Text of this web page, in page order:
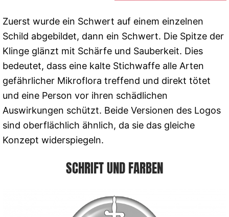
Zuerst wurde ein Schwert auf einem einzelnen
Schild abgebildet, dann ein Schwert. Die Spitze der
Klinge glänzt mit Schärfe und Sauberkeit. Dies
bedeutet, dass eine kalte Stichwaffe alle Arten
gefährlicher Mikroflora treffend und direkt tötet
und eine Person vor ihren schädlichen
Auswirkungen schützt. Beide Versionen des Logos
sind oberflächlich ähnlich, da sie das gleiche
Konzept widerspiegeln.
SCHRIFT UND FARBEN